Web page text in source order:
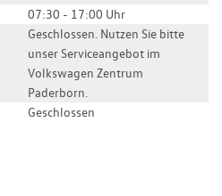
07:30 - 17:00 Uhr
Geschlossen. Nutzen Sie bitte
unser Serviceangebot im
Volkswagen Zentrum
Paderborn.
Geschlossen